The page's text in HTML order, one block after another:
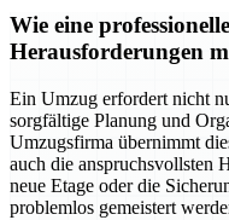
Wie eine
Herausforderungen
Ein Umzug erfordert nicht
sorgfältige Planung und
Umzugsfirma übernimmt
auch die anspruchsvollsten
neue Etage oder die
problemlos gemeistert